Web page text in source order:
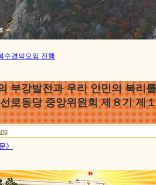
수결의모임 진행
부강발전과 우리 인민의 복리
로동당 중앙위원회 제８기 제
》